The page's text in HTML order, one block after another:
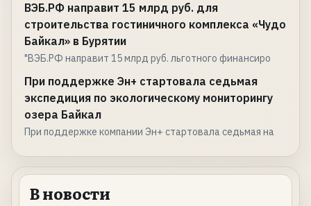
ВЭБ.РФ направит 15 млрд руб. для
строительства гостиничного комплекса «Чудо
Байкал» в Бурятии
"ВЭБ.РФ направит 15 млрд руб. льготного финансиро
При поддержке Эн+ стартовала седьмая
экспедиция по экологическому мониторингу
озера Байкал
При поддержке компании Эн+ стартовала седьмая на
В новости